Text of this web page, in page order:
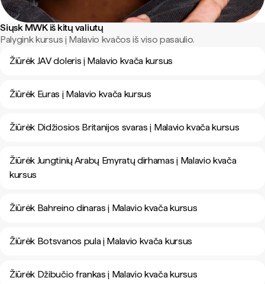
Siųsk MWK iš kitų valiutų
Palygink kursus į Malavio kvačos iš viso pasaulio.
Žiūrėk JAV doleris į Malavio kvača kursus
Žiūrėk Euras į Malavio kvača kursus
Žiūrėk Didžiosios Britanijos svaras į Malavio kvača kursus
Žiūrėk Jungtinių Arabų Emyratų dirhamas į Malavio kvača
kursus
Žiūrėk Bahreino dinaras į Malavio kvača kursus
Žiūrėk Botsvanos pula į Malavio kvača kursus
Žiūrėk Džibučio frankas į Malavio kvača kursus